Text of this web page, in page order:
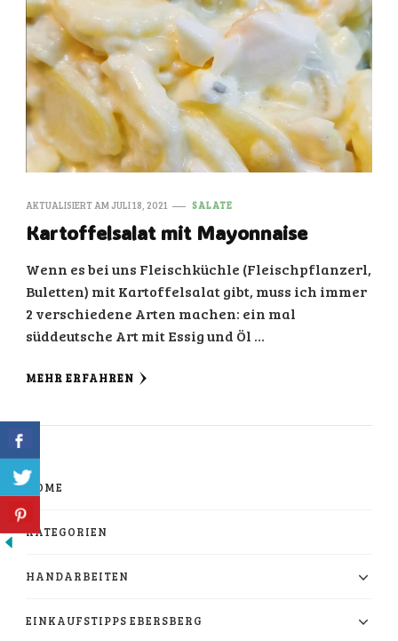
AKTUALISIERT AMJULI 18, 2021 SALATE
Kartoffelsalat mit Mayonnaise
Wenn es bei uns Fleischküchle (Fleischpflanzerl,
Buletten) mit Kartoffelsalat gibt, muss ich immer
2 verschiedene Arten machen: ein mal
süddeutsche Art mit Essig und Öl …
MEHR ERFAHREN
HOME
KATEGORIEN
HANDARBEITEN
EINKAUFSTIPPS EBERSBERG